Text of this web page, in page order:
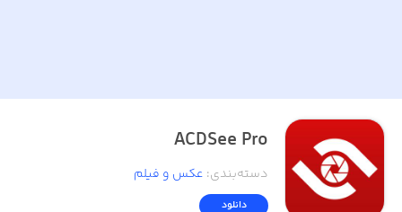
ACDSee Pro
دسته‌بندی: عکس و فیلم
دانلود